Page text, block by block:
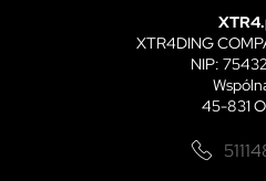
XTR4DING
NIP:
45-831